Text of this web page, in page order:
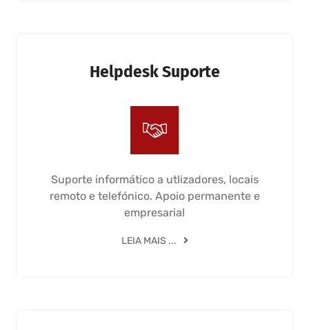
Helpdesk Suporte
Suporte informático a utlizadores, locais
remoto e telefónico. Apoio permanente e
empresarial
LEIA MAIS ...